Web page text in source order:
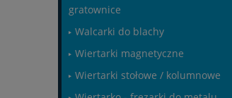
gratownice
Walcarki do blachy
Wiertarki magnetyczne
Wiertarki stołowe / kolumnowe